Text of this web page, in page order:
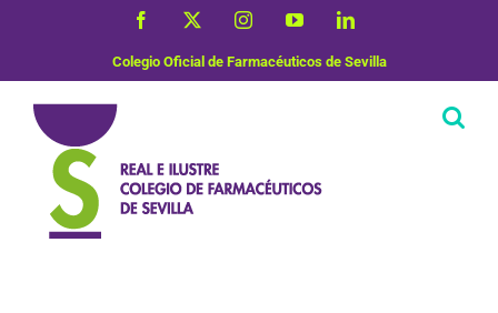
Facebook InstagramYouTubeLinkedIn
Colegio Oficial de Farmacéuticos de Sevilla